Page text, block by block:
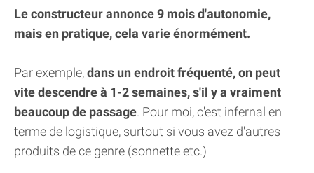
Le constructeur annonce 9 mois d'autonomie,
mais en pratique, cela varie énormément.
Par exemple,dans un endroit fréquenté, on peut
vite descendre à 1-2 semaines, s'il y a vraiment
beaucoup de passage. Pour moi, c'est infernal en
terme de logistique, surtout si vous avez d'autres
produits de ce genre (sonnette etc.)